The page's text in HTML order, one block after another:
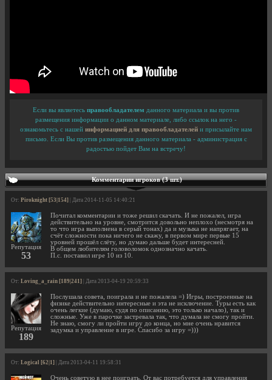
Если вы являетесь правообладателем данного материала и вы против
размещения информации о данном материале, либо ссылок на него -
ознакомьтесь с нашей информацией для правообладателей и присылайте нам
письмо. Если Вы против размещения данного материала - администрация с
радостью пойдет Вам на встречу!
Комментарии игроков (3 шт.)
От: Piroknight [53|154] | Дата 2014-11-05 14:40:21
Репутация
53
Почитал комментарии и тоже решил скачать. И не пожалел, игра
действительно на уровне, смотрится довольно неплохо (несмотря на
то что игра выполнена в серый тонах) да и музыка не напрягает, на
счёт сложности пока ничего не скажу, в первом мире первые 15
уровней прошёл слёту, но думаю дальше будет интересней.
В общем любителям головоломок однозначно качать.
П.с. поставил игре 10 из 10.
От: Loving_a_rain [189|241] | Дата 2013-04-19 20:59:33
Репутация
189
Послушала совета, поиграла и не пожалела =) Игры, построенные на
физике действительно интересные и эта не исключение. Туры есть как
очень легкие (думаю, судя по описанию, это только начало), так и
сложные. Уже в парочке застревала так, что думала не смогу пройти.
Не знаю, смогу ли пройти игру до конца, но мне очень нравится
задумка и управление в игре. Спасибо за игру =)))
От: Logical [62|1] | Дата 2013-04-11 19:58:31
Очень советую в нее поиграть. От вас потребуется для управления